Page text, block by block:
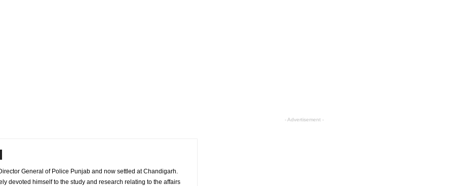
General of Police Punjab and now settled at Chandigarh.
devoted himself to the study and research relating to the affairs
- Advertisement -